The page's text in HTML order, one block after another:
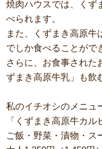
焼肉ハウスでは、くず
べられます。
また、くずまき高原
でしか食べることがで
さらに、お食事された
ずまき高原牛乳」も飲
私のイチオシのメニュ
「くずまき高原牛カル
ご飯・野菜・漬物・ス